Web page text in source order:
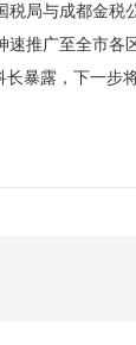
与成都金税
推广至全市
暴露，下一